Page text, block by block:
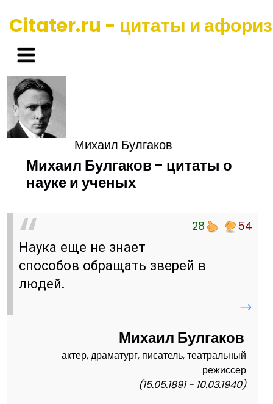
Citater.ru - цитаты и
Михаил Булгаков
Михаил Булгаков - цитаты о
науке и ученых
28 54
Наука еще не знает
способов обращать зверей в
людей.
→
Михаил Булгаков
актер, драматург, писатель, театральный
режиссер
(15.05.1891 - 10.03.1940)